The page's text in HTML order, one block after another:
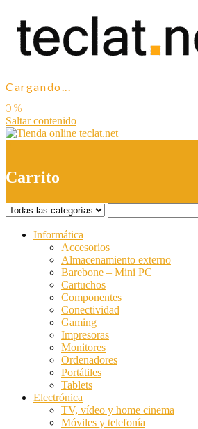
Cargando...
Saltar contenido
Carrito
Informática
Accesorios
Almacenamiento externo
Barebone – Mini PC
Cartuchos
Componentes
Conectividad
Gaming
Impresoras
Monitores
Ordenadores
Portátiles
Tablets
Electrónica
TV, vídeo y home cinema
Móviles y telefonía